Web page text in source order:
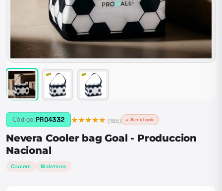
Código: PRO4332 ★★★★★ (188) ○ Sin stock
Nevera Cooler bag Goal - Produccion
Nacional
Coolers Maletines